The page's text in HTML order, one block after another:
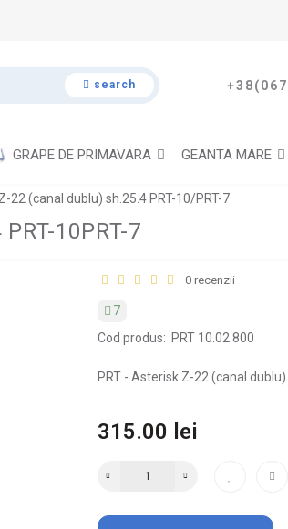
search
GRAPE DE PRIMAVARA GEANTA MARE
22 (canal dublu) sh.25.4 PRT-10/PRT-7
10PRT-7
0 recenzii
7
Cod produs: PRT 10.02.800
PRT - Asterisk Z-22 (canal dublu)
315.00 lei